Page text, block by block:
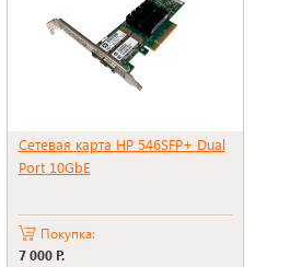
Сетевая карта HP 546SFP+ Dual
Port 10GbE
Покупка:
7 000 Р.